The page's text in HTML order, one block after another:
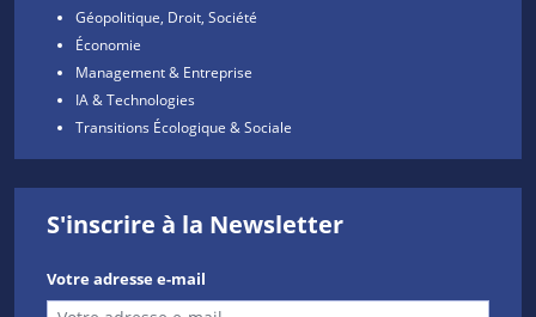
Géopolitique, Droit, Société
Économie
Management & Entreprise
IA & Technologies
Transitions Écologique & Sociale
S'inscrire à la Newsletter
Votre adresse e-mail